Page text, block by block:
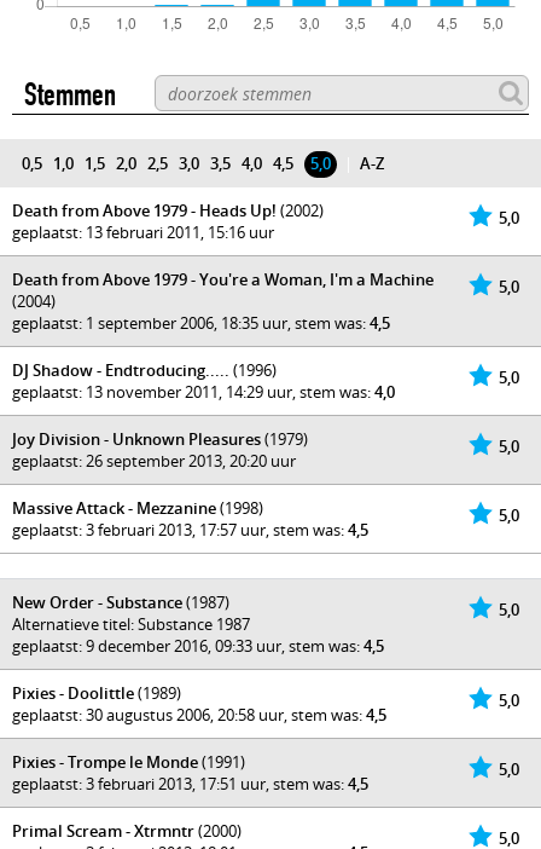
Stemmen
0,5 1,0 1,5 2,0 2,5 3,0 3,5 4,0 4,5 5,0 A-Z
5,0
Death from Above 1979 - Heads Up! (2002)
geplaatst: 13 februari 2011, 15:16 uur
5,0
Death from Above 1979 - You're a Woman, I'm a Machine
(2004)
geplaatst: 1 september 2006, 18:35 uur, stem was:4,5
5,0
DJ Shadow - Endtroducing..... (1996)
geplaatst: 13 november 2011, 14:29 uur, stem was:4,0
5,0
Joy Division - Unknown Pleasures(1979)
geplaatst: 26 september 2013, 20:20 uur
5,0
Massive Attack - Mezzanine(1998)
geplaatst: 3 februari 2013, 17:57 uur, stem was:4,5
5,0
New Order - Substance(1987)
Alternatieve titel: Substance 1987
geplaatst: 9 december 2016, 09:33 uur, stem was:4,5
5,0
Pixies - Doolittle(1989)
geplaatst: 30 augustus 2006, 20:58 uur, stem was:4,5
5,0
Pixies - Trompe le Monde(1991)
geplaatst: 3 februari 2013, 17:51 uur, stem was:4,5
5,0
Primal Scream - Xtrmntr(2000)